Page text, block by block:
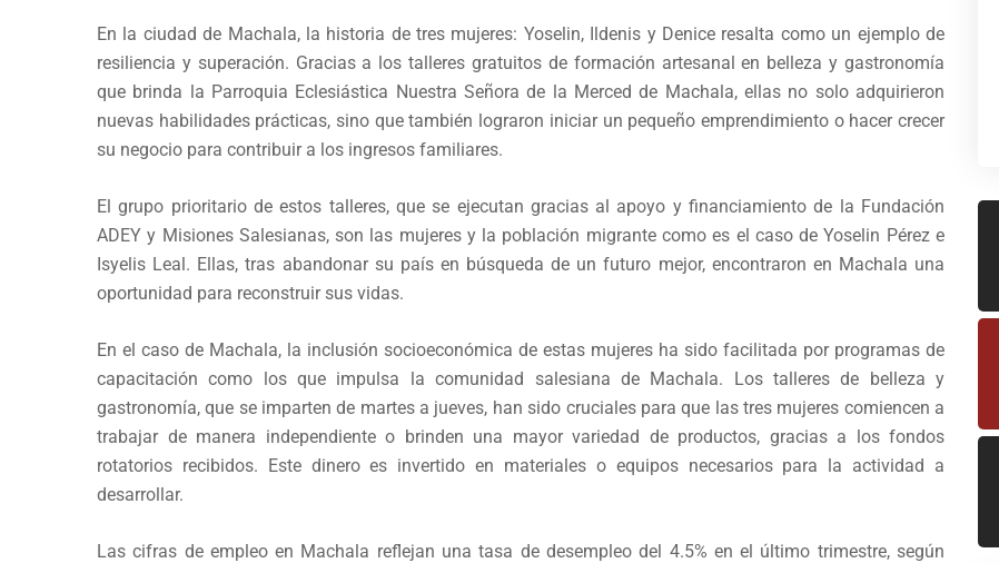
En la ciudad de Machala, la historia de tres mujeres: Yoselin, Ildenis y Denice resalta como un ejemplo de
resiliencia y superación. Gracias a los talleres gratuitos de formación artesanal en belleza y gastronomía
que brinda la Parroquia Eclesiástica Nuestra Señora de la Merced de Machala, ellas no solo adquirieron
nuevas habilidades prácticas, sino que también lograron iniciar un pequeño emprendimiento o hacer crecer
su negocio para contribuir a los ingresos familiares.
El grupo prioritario de estos talleres, que se ejecutan gracias al apoyo y financiamiento de la Fundación
ADEY y Misiones Salesianas, son las mujeres y la población migrante como es el caso de Yoselin Pérez e
Isyelis Leal. Ellas, tras abandonar su país en búsqueda de un futuro mejor, encontraron en Machala una
oportunidad para reconstruir sus vidas.
En el caso de Machala, la inclusión socioeconómica de estas mujeres ha sido facilitada por programas de
capacitación como los que impulsa la comunidad salesiana de Machala. Los talleres de belleza y
gastronomía, que se imparten de martes a jueves, han sido cruciales para que las tres mujeres comiencen a
trabajar de manera independiente o brinden una mayor variedad de productos, gracias a los fondos
rotatorios recibidos. Este dinero es invertido en materiales o equipos necesarios para la actividad a
desarrollar.
Las cifras de empleo en Machala reflejan una tasa de desempleo del 4.5% en el último trimestre, según